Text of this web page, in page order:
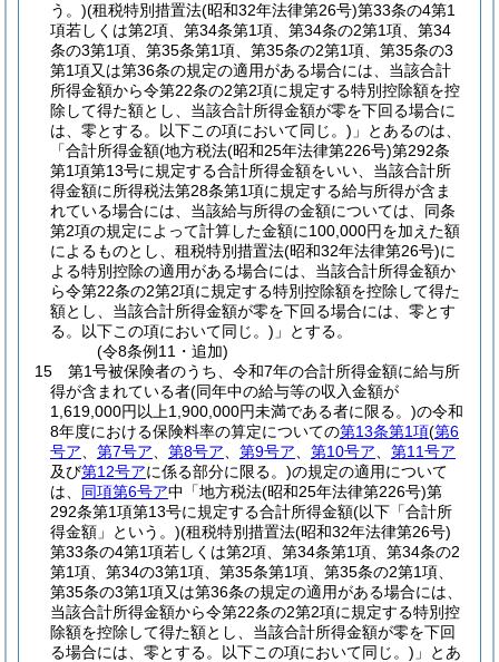
う。)(租税特別措置法(昭和32年法律第26号)第33条の4第1
項若しくは第2項、第34条第1項、第34条の2第1項、第34
条の3第1項、第35条第1項、第35条の2第1項、第35条の3
第1項又は第36条の規定の適用がある場合には、当該合計
所得金額から令第22条の2第2項に規定する特別控除額を控
除して得た額とし、当該合計所得金額が零を下回る場合に
は、零とする。以下この項において同じ。) 」とあるのは、
「合計所得金額(地方税法(昭和25年法律第226号)第292条
第1項第13号に規定する合計所得金額をいい、当該合計所
得金額に所得税法第28条第1項に規定する給与所得が含ま
れている場合には、当該給与所得の金額については、同条
第2項の規定によって計算した金額に100,000円を加えた額
によるものとし、租税特別措置法(昭和32年法律第26号)に
よる特別控除の適用がある場合には、当該合計所得金額か
ら令第22条の2第2項に規定する特別控除額を控除して得た
額とし、当該合計所得金額が零を下回る場合には、零とす
る。以下この項において同じ。) 」とする。
(令8条例11・追加)
15
第1号被保険者のうち、令和7年の合計所得金額に給与所
得が含まれている者(同年中の給与等の収入金額が
1,619,000円以上1,900,000円未満である者に限る。)の令和
8年度における保険料率の算定についての第13条第1項(第6
号ア
第7号ア 第8号ア 第9号ア 第10号ア
第11号ア
及び第12号アに係る部分に限る。)の規定の適用について
は、 同項第6号ア中「地方税法(昭和25年法律第226号)第
292条第1項第13号に規定する合計所得金額(以下「合計所
得金額」という。)(租税特別措置法(昭和32年法律第26号)
第33条の4第1項若しくは第2項、第34条第1項、第34条の2
第1項、第34の3第1項、第35条第1項、第35条の2第1項、
第35条の3第1項又は第36条の規定の適用がある場合には、
当該合計所得金額から令第22条の2第2項に規定する特別控
除額を控除して得た額とし、当該合計所得金額が零を下回
る場合には、零とする。以下この項において同じ。) 」とあ